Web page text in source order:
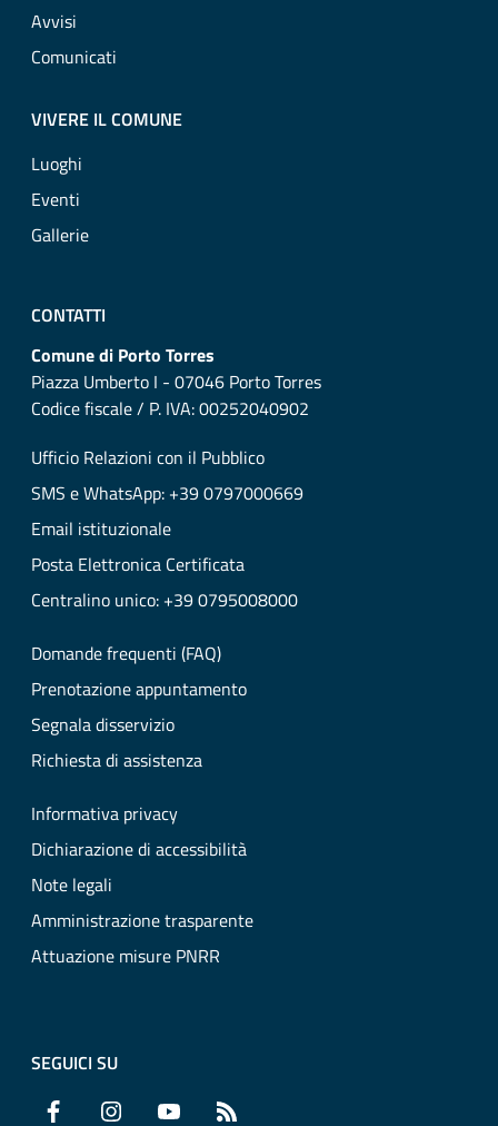
Avvisi
Comunicati
VIVERE IL COMUNE
Luoghi
Eventi
Gallerie
CONTATTI
Comune di Porto Torres
Piazza Umberto I - 07046 Porto Torres
Codice fiscale / P. IVA: 00252040902
Ufficio Relazioni con il Pubblico
SMS e WhatsApp: +39 0797000669
Email istituzionale
Posta Elettronica Certificata
Centralino unico: +39 0795008000
Domande frequenti (FAQ)
Prenotazione appuntamento
Segnala disservizio
Richiesta di assistenza
Informativa privacy
Dichiarazione di accessibilità
Note legali
Amministrazione trasparente
Attuazione misure PNRR
SEGUICI SU
Facebook Instagram YouTube